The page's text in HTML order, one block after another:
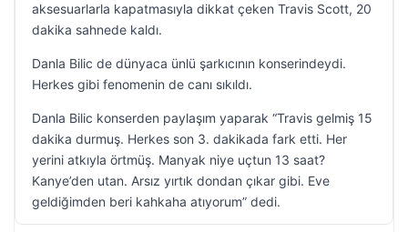
aksesuarlarla kapatmasıyla dikkat çeken Travis Scott, 20
dakika sahnede kaldı.
Danla Bilic de dünyaca ünlü şarkıcının konserindeydi.
Herkes gibi fenomenin de canı sıkıldı.
Danla Bilic konserden paylaşım yaparak “Travis gelmiş 15
dakika durmuş. Herkes son 3. dakikada fark etti. Her
yerini atkıyla örtmüş. Manyak niye uçtun 13 saat?
Kanye’den utan. Arsız yırtık dondan çıkar gibi. Eve
geldiğimden beri kahkaha atıyorum” dedi.